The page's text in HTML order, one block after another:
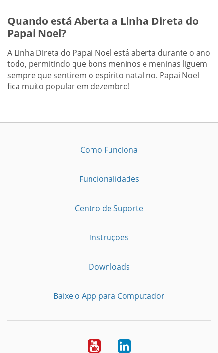
Quando está Aberta a Linha Direta do
Papai Noel?
A Linha Direta do Papai Noel está aberta durante o ano
todo, permitindo que bons meninos e meninas liguem
sempre que sentirem o espírito natalino. Papai Noel
fica muito popular em dezembro!
Como Funciona
Funcionalidades
Centro de Suporte
Instruções
Downloads
Baixe o App para Computador
YoutubeLinkedIn